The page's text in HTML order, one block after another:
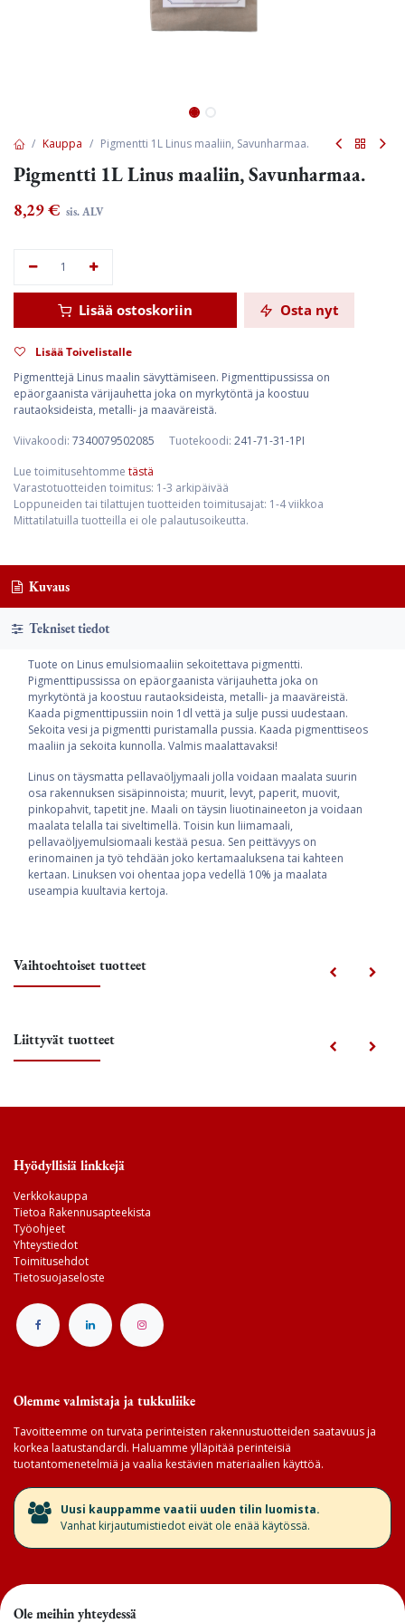
Kauppa Pigmentti 1L Linus maaliin, Savunharmaa.
Pigmentti 1L Linus maaliin, Savunharmaa.
8,29€ sis. ALV
Lisää ostoskoriin Osta nyt
Lisää Toivelistalle
Pigmenttejä Linus maalin sävyttämiseen. Pigmenttipussissa on
epäorgaanista värijauhetta joka on myrkytöntä ja koostuu
rautaoksideista, metalli- ja maaväreistä.
Viivakoodi: 7340079502085 Tuotekoodi: 241-71-31-1PI
Lue toimitusehtomme tästä
Varastotuotteiden toimitus: 1-3 arkipäivää
Loppuneiden tai tilattujen tuotteiden toimitusajat: 1-4 viikkoa
Mittatilatuilla tuotteilla ei ole palautusoikeutta.
Kuvaus
Tekniset tiedot
Tuote on Linus emulsiomaaliin sekoitettava pigmentti.
Pigmenttipussissa on epäorgaanista värijauhetta joka on
myrkytöntä ja koostuu rautaoksideista, metalli- ja maaväreistä.
Kaada pigmenttipussiin noin 1dl vettä ja sulje pussi uudestaan.
Sekoita vesi ja pigmentti puristamalla pussia. Kaada pigmenttiseos
maaliin ja sekoita kunnolla. Valmis maalattavaksi!
Linus on täysmatta pellavaöljymaali jolla voidaan maalata suurin
osa rakennuksen sisäpinnoista; muurit, levyt, paperit, muovit,
pinkopahvit, tapetit jne. Maali on täysin liuotinaineeton ja voidaan
maalata telalla tai siveltimellä. Toisin kun liimamaali,
pellavaöljyemulsiomaali kestää pesua. Sen peittävyys on
erinomainen ja työ tehdään joko kertamaaluksena tai kahteen
kertaan. Linuksen voi ohentaa jopa vedellä 10% ja maalata
useampia kuultavia kertoja.
Vaihtoehtoiset tuotteet
Liittyvät tuotteet
Hyödyllisiä linkkejä
Verkkokauppa
Tietoa Rakennusapteekista
Työohjeet
Yhteystiedot
Toimitusehdot
Tietosuojaseloste
Olemme valmistaja ja tukkuliike
Tavoitteemme on turvata perinteisten rakennustuotteiden saatavuus ja
korkea laatustandardi. Haluamme ylläpitää perinteisiä
tuotantomenetelmiä ja vaalia kestävien materiaalien käyttöä.
​Uusi kauppamme vaatii uuden tilin luomista.
Vanhat kirjautumistiedot eivät ole enää käytössä.
Ole meihin yhteydessä